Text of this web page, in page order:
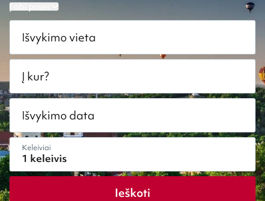
Į abi puses
Išvykimo vieta
Į kur?
Išvykimo data
Keleiviai
Ieškoti